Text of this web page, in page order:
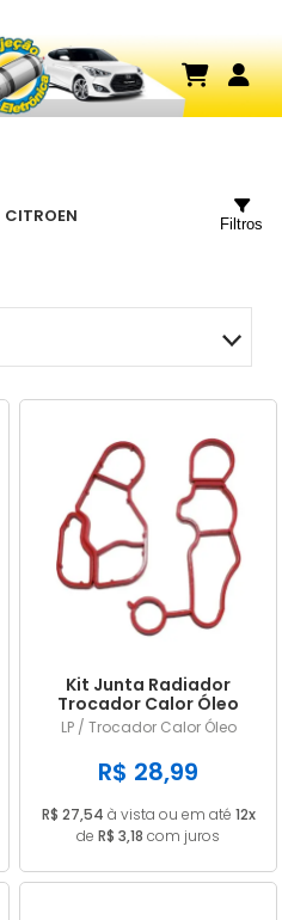
CITROEN Filtros
Kit Junta Radiador
Trocador Calor Óleo
Citroen C4 C5 C4 Pallas
LP / Trocador Calor Óleo
R$ 28,99
R$ 27,54 à vista ou em até 12x
de R$ 3,18 com juros